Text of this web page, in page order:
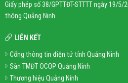
Giấy phép số 38/GPTTĐT-STTTT ngày 19/
thông Quảng Ninh
LIÊN KẾT
Cổng thông tin điện tử tỉnh Quảng Ninh
Sàn TMĐT OCOP Quảng Ninh
Thương hiệu Quảng Ninh